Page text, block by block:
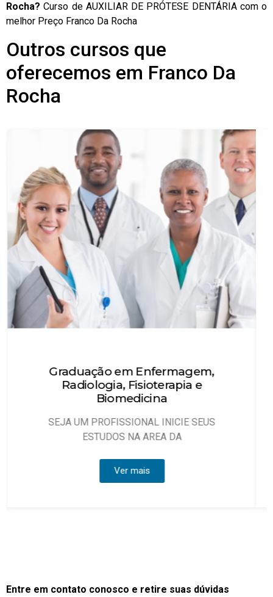
Rocha?Curso de AUXILIAR DE PRÓTESE DENTÁRIA com o
melhor Preço Franco Da Rocha
Outros cursos que
oferecemos em Franco Da
Rocha
Técnico em Enfermagem
Objetivo: Habilitar técnicos de enfermagem
Entre em contato conosco e retire suas dúvidas